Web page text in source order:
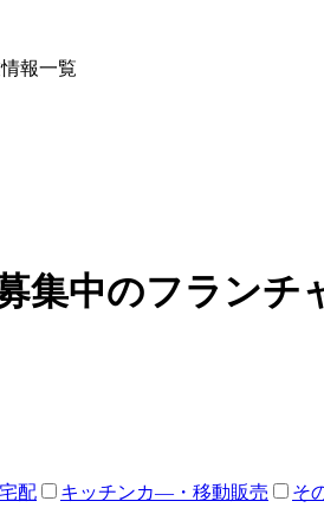
報一覧
集中のフランチ
配 キッチンカ―・移動販売 そ